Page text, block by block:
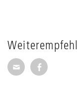
Seite per E-
Seite